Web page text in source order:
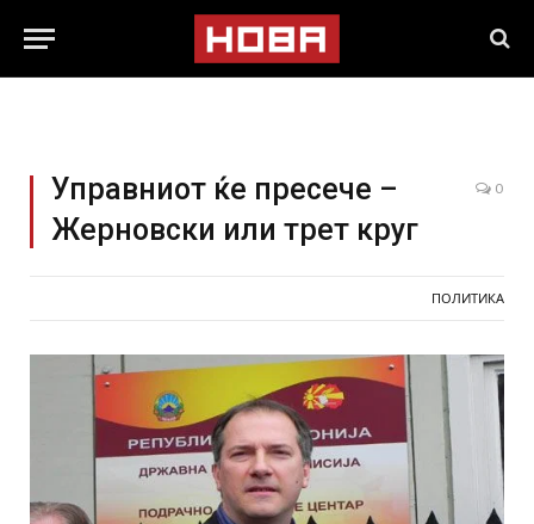
Управниот ќе пресече –
Жерновски или трет круг
0
ПОЛИТИКА